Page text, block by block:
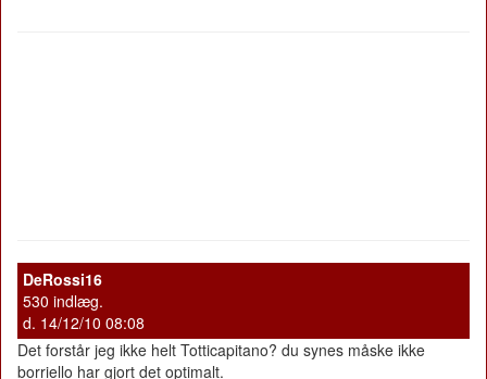
DeRossi16
530 indlæg.
d. 14/12/10 08:08
Det forstår jeg ikke helt Totticapitano? du synes måske ikke
borriello har gjort det optimalt.